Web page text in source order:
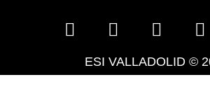
ESI VALLADOLID ©